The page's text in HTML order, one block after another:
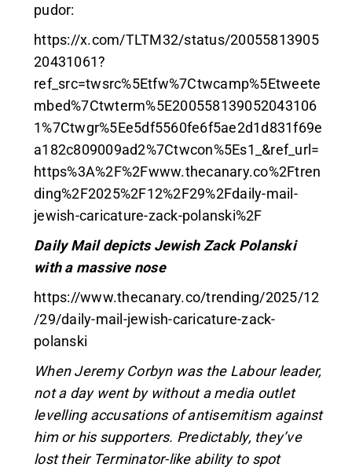
pudor:
https://x.com/TLTM32/status/20055813905
20431061?
ref_src=twsrc%5Etfw%7Ctwcamp%5Etweete
mbed%7Ctwterm%5E200558139052043106
1%7Ctwgr%5Ee5df5560fe6f5ae2d1d831f69e
a182c809009ad2%7Ctwcon%5Es1_&ref_url=
https%3A%2F%2Fwww.thecanary.co%2Ftren
ding%2F2025%2F12%2F29%2Fdaily-mail-
jewish-caricature-zack-polanski%2F
Daily Mail depicts Jewish Zack Polanski
with a massive nose
https://www.thecanary.co/trending/2025/12
/29/daily-mail-jewish-caricature-zack-
polanski
When Jeremy Corbyn was the Labour leader,
not a day went by without a media outlet
levelling accusations of antisemitism against
him or his supporters. Predictably, they’ve
lost their Terminator-like ability to spot